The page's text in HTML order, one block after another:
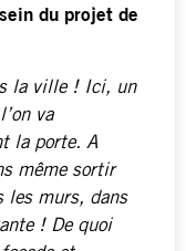
du projet de
la ville ! Ici, un
va
la porte. A
même sortir
les murs, dans
! De quoi